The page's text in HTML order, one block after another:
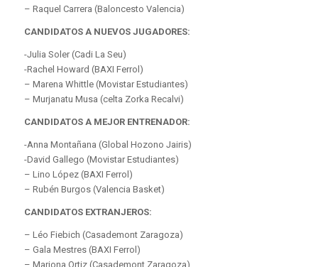
– Raquel Carrera (Baloncesto Valencia)
CANDIDATOS A NUEVOS JUGADORES:
-Julia Soler (Cadi La Seu)
-Rachel Howard (BAXI Ferrol)
– Marena Whittle (Movistar Estudiantes)
– Murjanatu Musa (celta Zorka Recalvi)
CANDIDATOS A MEJOR ENTRENADOR:
-Anna Montañana (Global Hozono Jairis)
-David Gallego (Movistar Estudiantes)
– Lino López (BAXI Ferrol)
– Rubén Burgos (Valencia Basket)
CANDIDATOS EXTRANJEROS:
– Léo Fiebich (Casademont Zaragoza)
– Gala Mestres (BAXI Ferrol)
– Mariona Ortiz (Casademont Zaragoza)